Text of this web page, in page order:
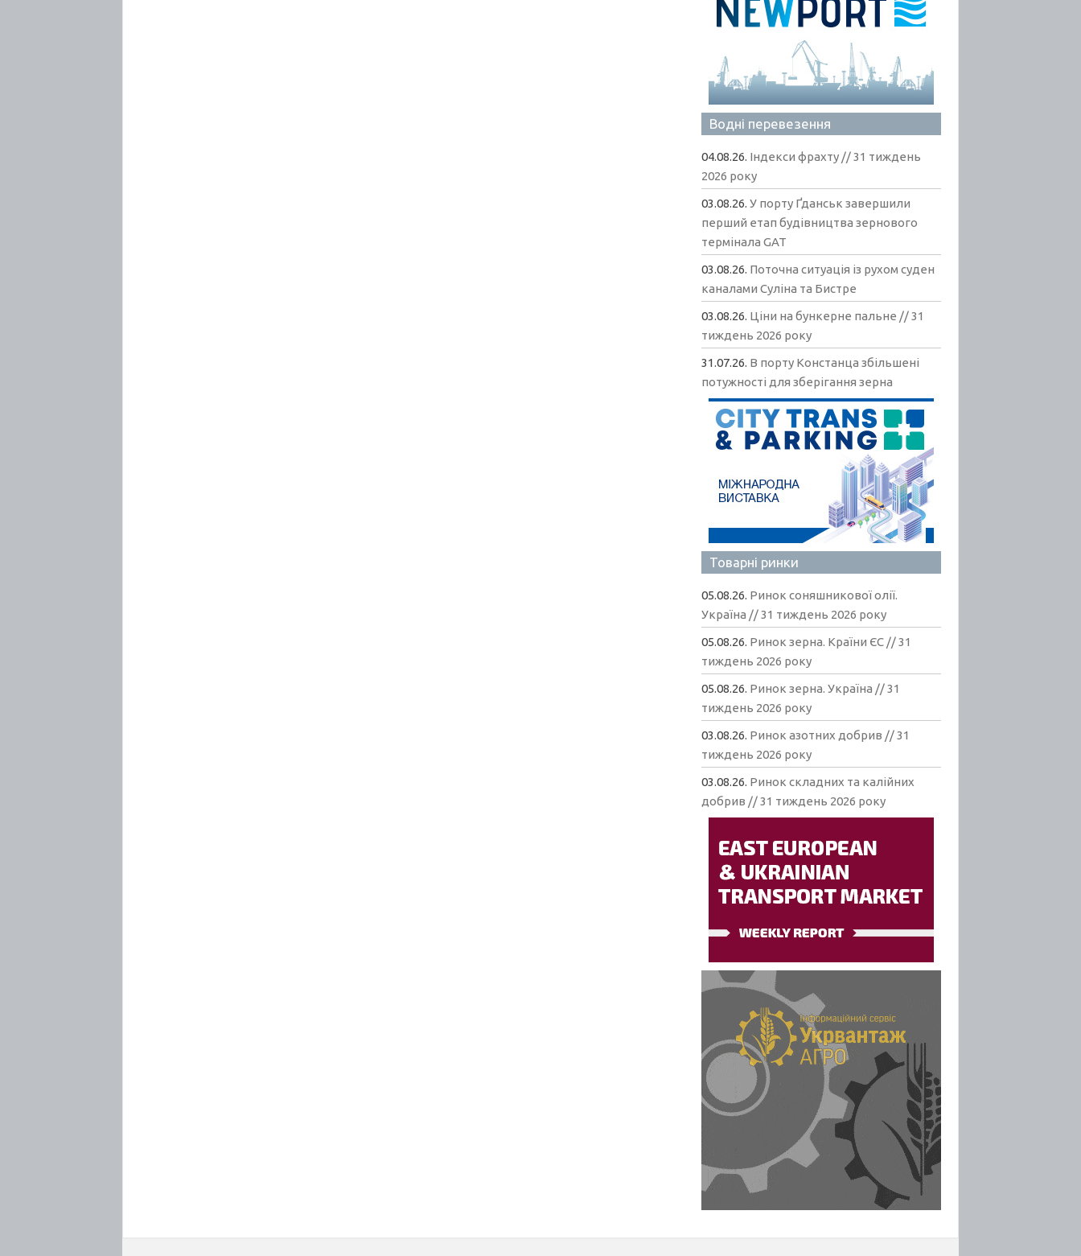
Водні перевезення
04.08.26. Індекси фрахту // 31 тиждень
2026 року
03.08.26.У порту Ґданськ завершили
перший етап будівництва зернового
термінала GAT
03.08.26. Поточна ситуація із рухом суден
каналами Суліна та Бистре
03.08.26. Ціни на бункерне пальне // 31
тиждень 2026 року
31.07.26. В порту Констанца збільшені
потужності для зберігання зерна
Товарні ринки
05.08.26. Ринок соняшникової олії.
Україна // 31 тиждень 2026 року
05.08.26. Ринок зерна. Країни ЄС // 31
тиждень 2026 року
05.08.26. Ринок зерна. Україна // 31
тиждень 2026 року
03.08.26. Ринок азотних добрив // 31
тиждень 2026 року
03.08.26. Ринок складних та калійних
добрив // 31 тиждень 2026 року